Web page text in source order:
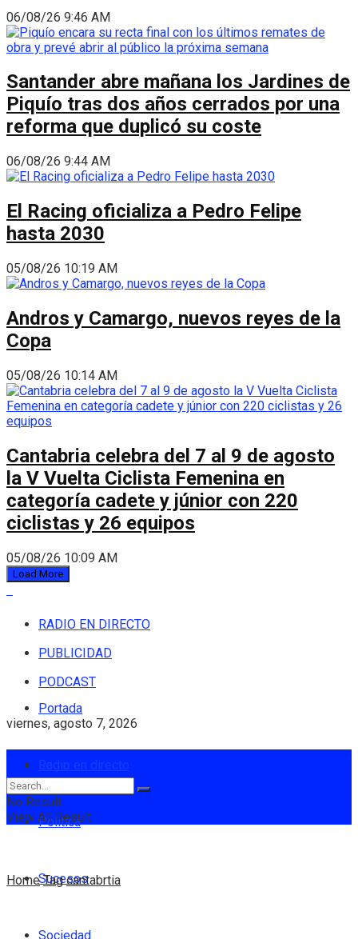
06/08/26 9:46 AM
Santander abre mañana los Jardines de
Piquío tras dos años cerrados por una
reforma que duplicó su coste
06/08/26 9:44 AM
El Racing oficializa a Pedro Felipe
hasta 2030
05/08/26 10:19 AM
Andros y Camargo, nuevos reyes de la
Copa
05/08/26 10:14 AM
Cantabria celebra del 7 al 9 de agosto
la V Vuelta Ciclista Femenina en
categoría cadete y júnior con 220
ciclistas y 26 equipos
05/08/26 10:09 AM
Load More
RADIO EN DIRECTO
PUBLICIDAD
PODCAST
viernes, agosto 7, 2026
Portada
Política
Sucesos
Sociedad
No Result
View All Result
Home Tag cantabrtia